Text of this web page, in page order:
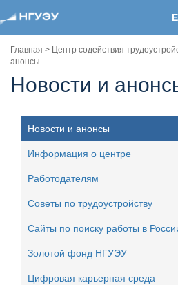
Главная > Центр содействия
анонсы
Новости и
Новости и анонсы
Информация о центре
Работодателям
Советы по трудоустройству
Сайты по поиску работы в
Золотой фонд НГУЭУ
Цифровая карьерная среда